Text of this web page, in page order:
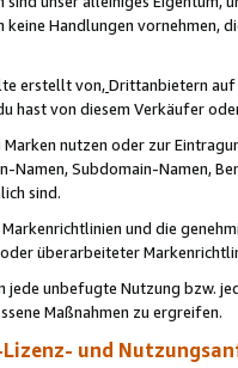
Handlungen vornehmen,
erstellt von,Drittanbietern auf
hast von diesem Verkäufer
nutzen oder zur
Namen, Subdomain-Namen,
sind.
und die
überarbeiteter
jede unbefugte Nutzung bzw.
Maßnahmen zu ergreifen.
Lizenz- und